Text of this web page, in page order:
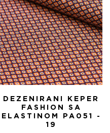
DEZENIRANI KEPER
FASHION SA
ELASTINOM PA051 -
19